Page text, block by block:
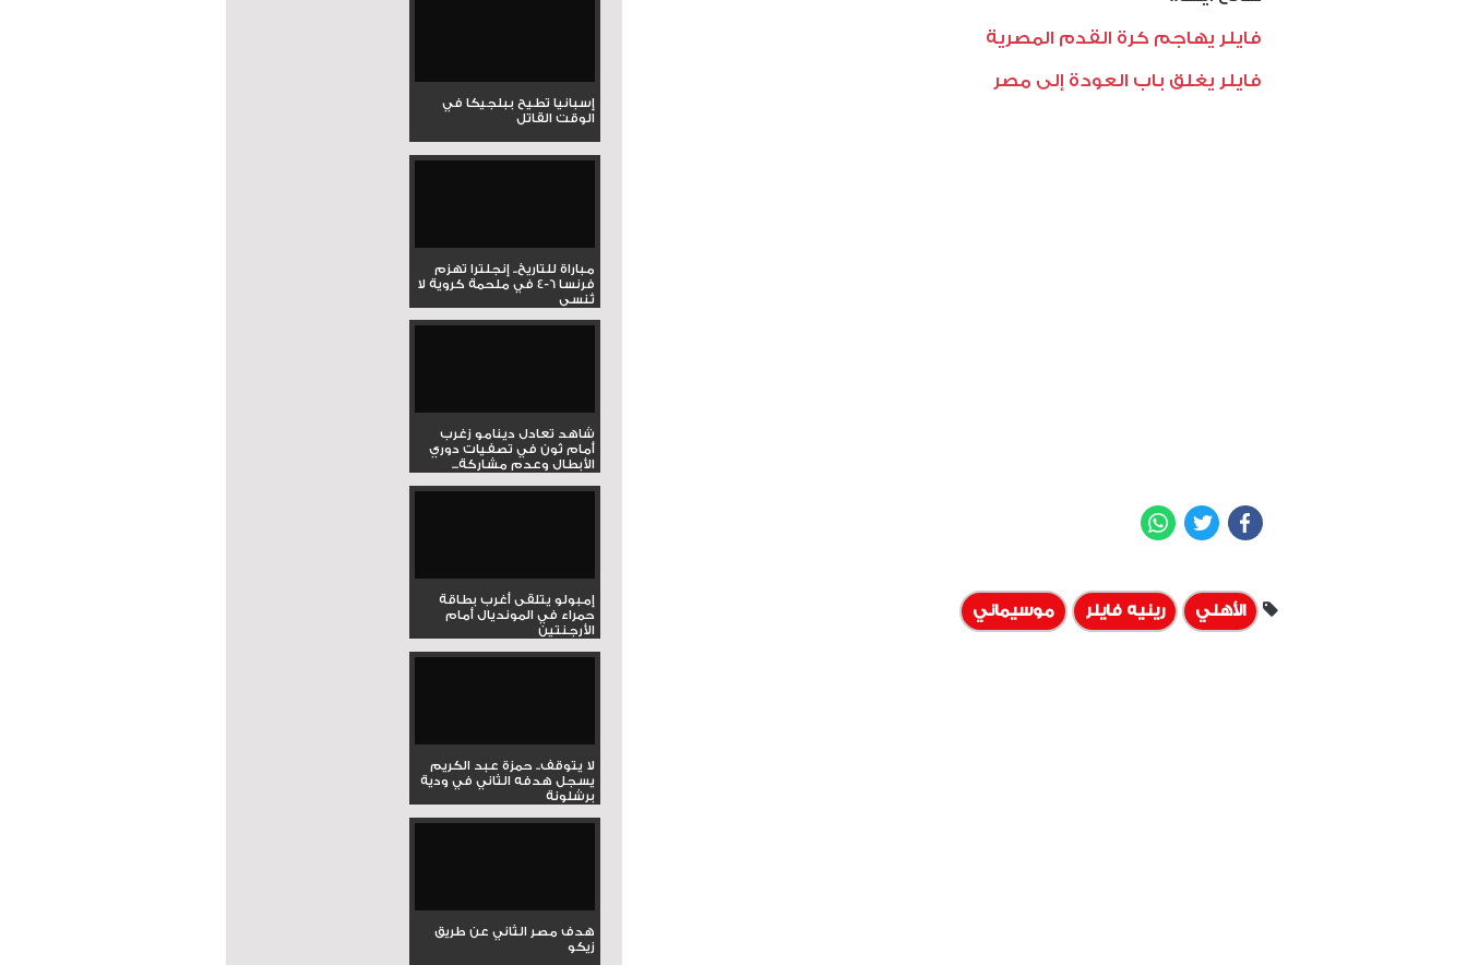
فايلر يهاجم كرة القدم المصرية
فايلر يغلق باب العودة إلى مصر
Facebook
Twitter
الأهلي رينيه فايلر موسيماني
إسبانيا تطيح ببلجيكا في
الوقت القاتل
مباراة للتاريخ.. إنجلترا تهزم
فرنسا 6-4 في ملحمة كروية لا
تُنسى
شاهد تعادل دينامو زغرب
أمام ثون في تصفيات دوري
الأبطال وعدم مشاركة...
إمبولو يتلقى أغرب بطاقة
حمراء في المونديال أمام
الأرجنتين
لا يتوقف.. حمزة عبد الكريم
يسجل هدفه الثاني في ودية
برشلونة
هدف مصر الثاني عن طريق
زيكو